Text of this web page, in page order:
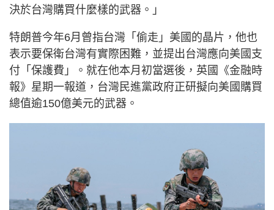
決於台灣購買什麼樣的武器。」
特朗普今年6月曾指台灣「偷走」美國的晶片，他也
表示要保衛台灣有實際困難，並提出台灣應向美國支
付「保護費」。就在他本月初當選後，英國《金融時
報》星期一報道，台灣民進黨政府正研擬向美國購買
總值逾150億美元的武器。